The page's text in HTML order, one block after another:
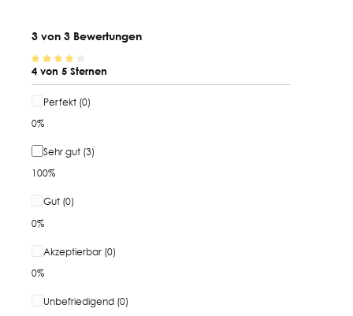
3 von 3 Bewertungen
Durchschnittliche Bewertung von 4 von 5 Sternen
4 von 5 Sternen
Perfekt (0)
0%
Sehr gut (3)
100%
Gut (0)
0%
Akzeptierbar (0)
0%
Unbefriedigend (0)